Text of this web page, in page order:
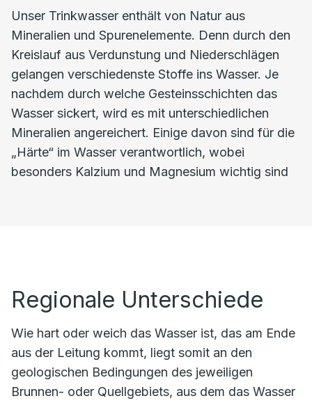
Unser Trinkwasser enthält von Natur aus
Mineralien und Spurenelemente. Denn durch den
Kreislauf aus Verdunstung und Niederschlägen
gelangen verschiedenste Stoffe ins Wasser. Je
nachdem durch welche Gesteinsschichten das
Wasser sickert, wird es mit unterschiedlichen
Mineralien angereichert. Einige davon sind für die
„Härte“ im Wasser verantwortlich, wobei
besonders Kalzium und Magnesium wichtig sind
Regionale Unterschiede
Wie hart oder weich das Wasser ist, das am Ende
aus der Leitung kommt, liegt somit an den
geologischen Bedingungen des jeweiligen
Brunnen- oder Quellgebiets, aus dem das Wasser